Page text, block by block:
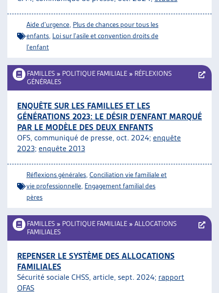
Aide d'urgence Plus de chances pour tous les
enfants Loi sur l'asile et convention droits de
l'enfant
FAMILLES » POLITIQUE FAMILIALE » RÉFLEXIONS
GÉNÉRALES
ENQUÊTE SUR LES FAMILLES ET LES
GÉNÉRATIONS 2023: LE DÉSIR D’ENFANT MARQUÉ
PAR LE MODÈLE DES DEUX ENFANTS
OFS, communiqué de presse, oct. 2024; enquête
2023; enquête 2013
Réflexions générales Conciliation vie familiale et
vie professionnelle Engagement familial des
pères
FAMILLES » POLITIQUE FAMILIALE » ALLOCATIONS
FAMILIALES
REPENSER LE SYSTÈME DES ALLOCATIONS
FAMILIALES
Sécurité sociale CHSS, article, sept. 2024; rapport
OFAS